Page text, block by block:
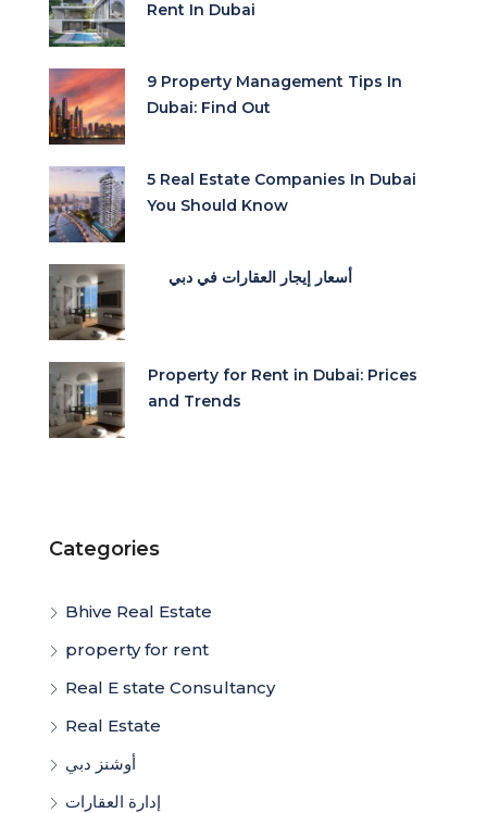
Rent In Dubai
9 Property Management Tips In
Dubai: Find Out
5 Real Estate Companies In Dubai
You Should Know
أسعار إيجار العقارات في دبي
Property for Rent in Dubai: Prices
and Trends
Categories
Bhive Real Estate
property for rent
Real E state Consultancy
Real Estate
أوشنز دبي
إدارة العقارات